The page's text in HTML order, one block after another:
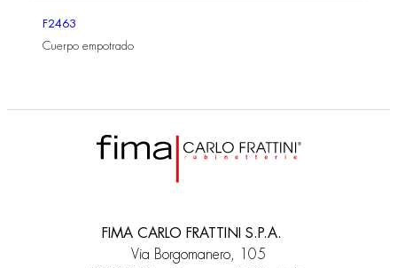
F2463
Cuerpo empotrado
FIMA CARLO FRATTINI S.P.A.
Via Borgomanero, 105